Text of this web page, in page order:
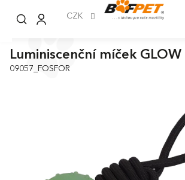
CZK
Luminiscenční míček GLOW
09057_FOSFOR